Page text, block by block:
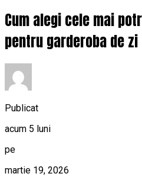
Cum alegi cele mai
pentru garderoba de
Publicat
acum 5 luni
pe
martie 19, 2026